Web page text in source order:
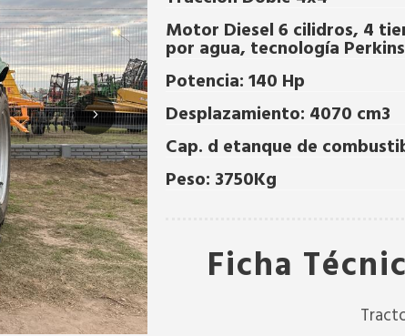
Motor Diesel 6 cilidros, 4
por agua, tecnología
Potencia: 140 Hp
Desplazamiento: 4070 cm3
Cap. d etanque de
Peso: 3750Kg
Ficha